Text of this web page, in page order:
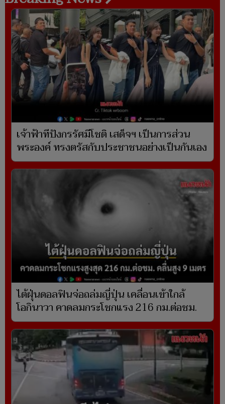
เจ้าฟ้าทีปังกรรัศมีโชติ เสด็จฯ เป็นการส่วน
พระองค์ ทรงตรัสกับประชาชนอย่างเป็นกันเอง
ไต้ฝุ่นดอลฟินจ่อถล่มญี่ปุ่น เคลื่อนเข้าใกล้
โอกินาวา คาดลมกระโชกแรง 216 กม.ต่อชม.